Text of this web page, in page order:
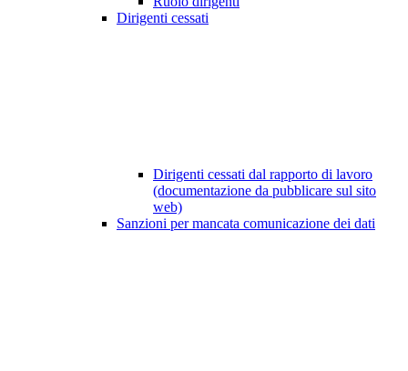
Dirigenti cessati
Dirigenti cessati dal rapporto di lavoro
(documentazione da pubblicare sul sito
web)
Sanzioni per mancata comunicazione dei dati